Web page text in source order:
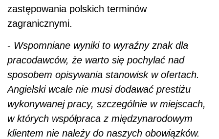
zastępowania polskich terminów
zagranicznymi.
- Wspomniane wyniki to wyraźny znak dla
pracodawców, że warto się pochylać nad
sposobem opisywania stanowisk w ofertach.
Angielski wcale nie musi dodawać prestiżu
wykonywanej pracy, szczególnie w miejscach,
w których współpraca z międzynarodowym
klientem nie należy do naszych obowiązków.